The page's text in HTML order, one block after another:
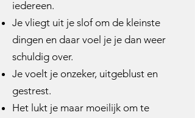
iedereen.
Je vliegt uit je slof om de kleinste
dingen en daar voel je je dan weer
schuldig over.
Je voelt je onzeker, uitgeblust en
gestrest.
Het lukt je maar moeilijk om te